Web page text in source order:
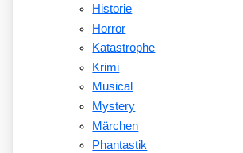
Historie
Horror
Katastrophe
Krimi
Musical
Mystery
Märchen
Phantastik